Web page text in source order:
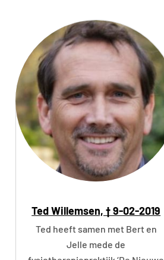
Ted Willemsen, † 9-02-2019
Ted heeft samen met Bert en
Jelle mede de